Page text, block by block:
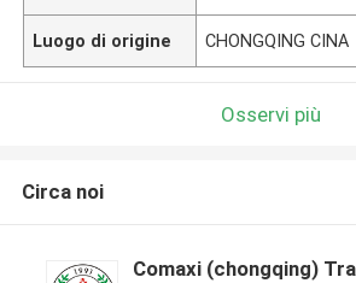
Luogo di origine CHONGQING CINA
Osservi più
Circa noi
Comaxi (chongqing)